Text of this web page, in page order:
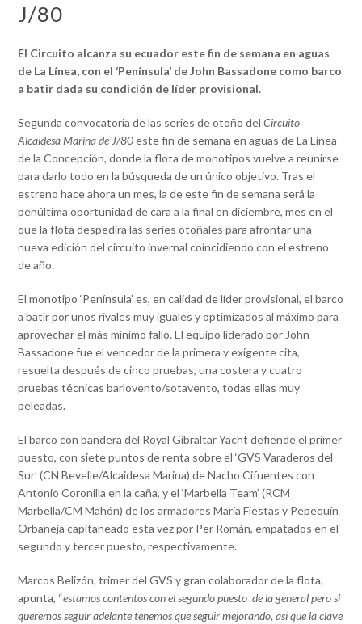
J/80
El Circuito alcanza su ecuador este fin de semana en aguas
de La Línea, con el ‘Península’ de John Bassadone como barco
a batir dada su condición de líder provisional.
Segunda convocatoria de las series de otoño delCircuito
Alcaidesa Marina de J/80este fin de semana en aguas de La Línea
de la Concepción, donde la flota de monotipos vuelve a reunirse
para darlo todo en la búsqueda de un único objetivo. Tras el
estreno hace ahora un mes, la de este fin de semana será la
penúltima oportunidad de cara a la final en diciembre, mes en el
que la flota despedirá las series otoñales para afrontar una
nueva edición del circuito invernal coincidiendo con el estreno
de año.
El monotipo ‘Península’ es, en calidad de líder provisional, el barco
a batir por unos rivales muy iguales y optimizados al máximo para
aprovechar el más mínimo fallo. El equipo liderado por John
Bassadone fue el vencedor de la primera y exigente cita,
resuelta después de cinco pruebas, una costera y cuatro
pruebas técnicas barlovento/sotavento, todas ellas muy
peleadas.
El barco con bandera del Royal Gibraltar Yacht defiende el primer
puesto, con siete puntos de renta sobre el ‘GVS Varaderos del
Sur’ (CN Bevelle/Alcaidesa Marina) de Nacho Cifuentes con
Antonio Coronilla en la caña, y el ‘Marbella Team’ (RCM
Marbella/CM Mahón) de los armadores María Fiestas y Pepequín
Orbaneja capitaneado esta vez por Per Román, empatados en el
segundo y tercer puesto, respectivamente.
Marcos Belizón, trimer del GVS y gran colaborador de la flota,
apunta, “estamos contentos con el segundo puesto de la general pero si
queremos seguir adelante tenemos que seguir mejorando, así que la clave